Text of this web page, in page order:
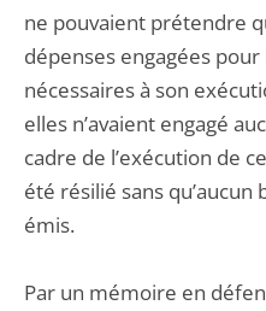
ne pouvaient prétendre
dépenses engagées
nécessaires à son
elles n’avaient engagé
cadre de l’exécution de
été résilié sans qu’aucun
émis.
Par un mémoire en